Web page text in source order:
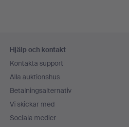
Hjälp och kontakt
Kontakta support
Alla auktionshus
Betalningsalternativ
Vi skickar med
Sociala medier